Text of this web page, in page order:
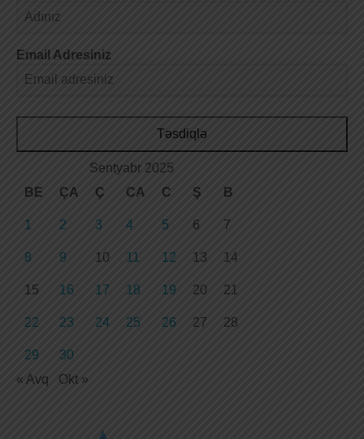
Email Adresiniz
Təsdiqlə
Sentyabr 2025
BE
ÇA Ç CA C Ş B
1 2 3 4 5 6 7
8 9 10 11 12 13 14
15 16 17 18 19 20 21
22 23 24 25 26 27 28
29
30
« Avq
Okt »